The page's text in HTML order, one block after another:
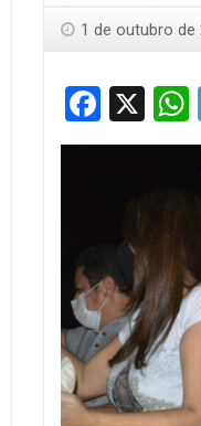
1 de outubro de
X